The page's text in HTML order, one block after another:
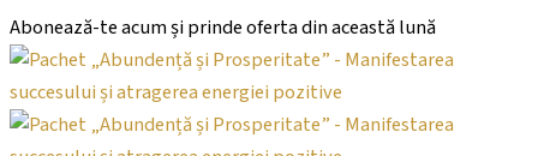
Abonează-te acum și prinde oferta din această lună